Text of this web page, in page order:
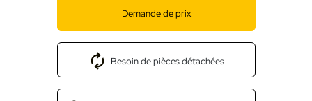
Demande de prix
Besoin de pièces détachées